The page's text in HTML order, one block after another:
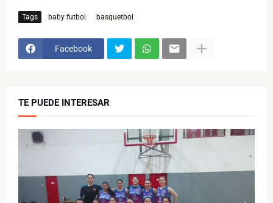
Tags baby futbol basquetbol
Facebook
TE PUEDE INTERESAR